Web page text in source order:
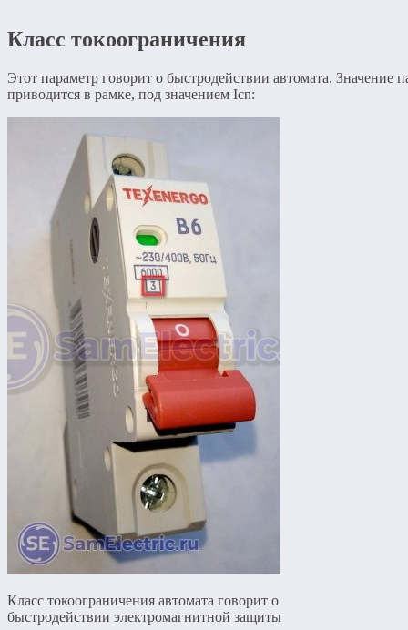
Класс токоограничения
Этот параметр говорит о быстродействии автомата. Значение
приводится в рамке, под значением Icn:
Класс токоограничения автомата говорит о
быстродействии электромагнитной защиты